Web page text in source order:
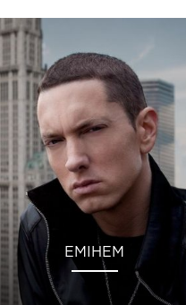
ЕМІНЕМ